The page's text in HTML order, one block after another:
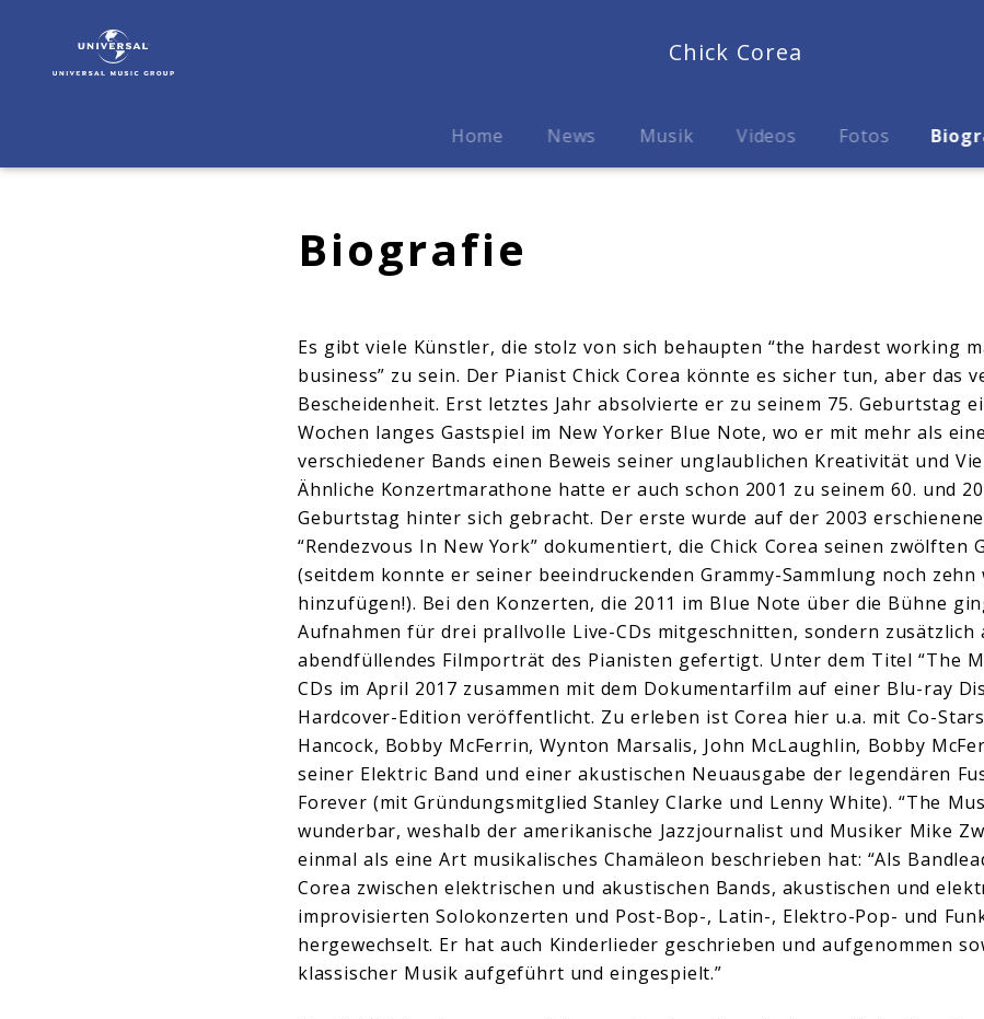
Chick Corea
Home News Musik Videos Fotos
Biografie
Es gibt viele Künstler, die stolz von sich behaupten “the hardest working
business” zu sein. Der Pianist Chick Corea könnte es sicher tun, aber das
Bescheidenheit. Erst letztes Jahr absolvierte er zu seinem 75. Geburtstag
Wochen langes Gastspiel im New Yorker Blue Note, wo er mit mehr als
verschiedener Bands einen Beweis seiner unglaublichen Kreativität und
Ähnliche Konzertmarathone hatte er auch schon 2001 zu seinem 60. und
Geburtstag hinter sich gebracht. Der erste wurde auf der 2003
“Rendezvous In New York” dokumentiert, die Chick Corea seinen zwölften
(seitdem konnte er seiner beeindruckenden Grammy-Sammlung noch zehn
hinzufügen!). Bei den Konzerten, die 2011 im Blue Note über die Bühne
Aufnahmen für drei prallvolle Live-CDs mitgeschnitten, sondern zusätzlich
abendfüllendes Filmporträt des Pianisten gefertigt. Unter dem Titel “The
CDs im April 2017 zusammen mit dem Dokumentarfilm auf einer Blu-ray
Hardcover-Edition veröffentlicht. Zu erleben ist Corea hier u.a. mit Co-
Hancock, Bobby McFerrin, Wynton Marsalis, John McLaughlin, Bobby
seiner Elektric Band und einer akustischen Neuausgabe der legendären
Forever (mit Gründungsmitglied Stanley Clarke und Lenny White). “The
wunderbar, weshalb der amerikanische Jazzjournalist und Musiker Mike
einmal als eine Art musikalisches Chamäleon beschrieben hat: “Als
Corea zwischen elektrischen und akustischen Bands, akustischen und
improvisierten Solokonzerten und Post-Bop-, Latin-, Elektro-Pop- und
hergewechselt. Er hat auch Kinderlieder geschrieben und aufgenommen
klassischer Musik aufgeführt und eingespielt.”